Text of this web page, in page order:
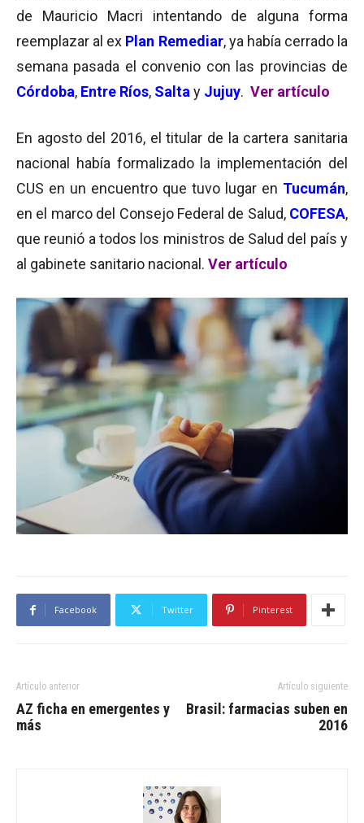
de Mauricio Macri intentando de alguna forma
reemplazar al ex Plan Remediar, ya había cerrado la
semana pasada el convenio con las provincias de
Córdoba, Entre Ríos, Salta y Jujuy. Ver artículo
En agosto del 2016, el titular de la cartera sanitaria
nacional había formalizado la implementación del
CUS en un encuentro que tuvo lugar en Tucumán,
en el marco del Consejo Federal de Salud, COFESA,
que reunió a todos los ministros de Salud del país y
al gabinete sanitario nacional. Ver artículo
Facebook Twitter Pinterest
Artículo anterior
AZ ficha en emergentes y
más
Artículo siguiente
Brasil: farmacias suben en
2016